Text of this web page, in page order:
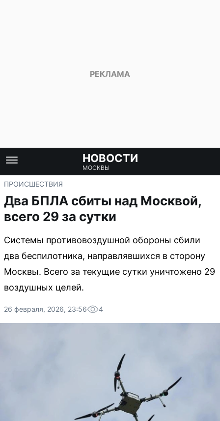
НОВОСТИ
МОСКВЫ
ПРОИСШЕСТВИЯ
Два БПЛА сбиты над Москвой,
всего 29 за сутки
Системы противовоздушной обороны сбили
два беспилотника, направлявшихся в сторону
Москвы. Всего за текущие сутки уничтожено 29
воздушных целей.
26 февраля, 2026, 23:56 4